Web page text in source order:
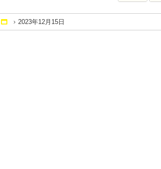
Home
2023年12月15日